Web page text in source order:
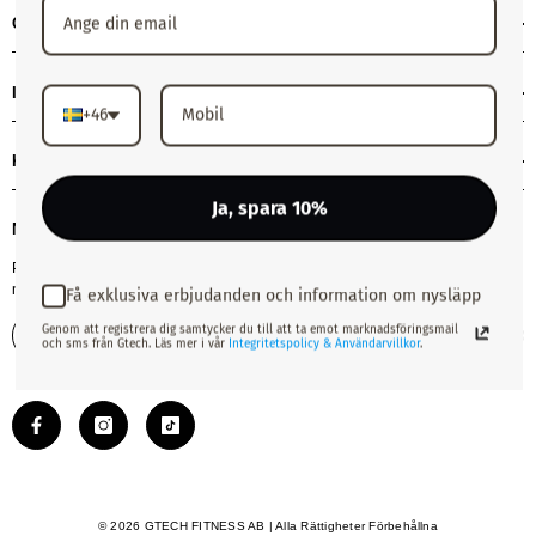
GTECH
INFORMATION
KUNDSERVICE
NYHETSBREV
Prenumerera på vårt nyhetsbrev! Få exklusiva erbjudanden, våra senaste
nyheter och mycket mer.
Skicka
© 2026 GTECH FITNESS AB | Alla Rättigheter Förbehållna
+46
Ja, spara 10%
Få exklusiva erbjudanden och information om nysläpp
Genom att registrera dig samtycker du till att ta emot marknadsföringsmail
och sms från Gtech. Läs mer i vår Integritetspolicy & Användarvillkor.